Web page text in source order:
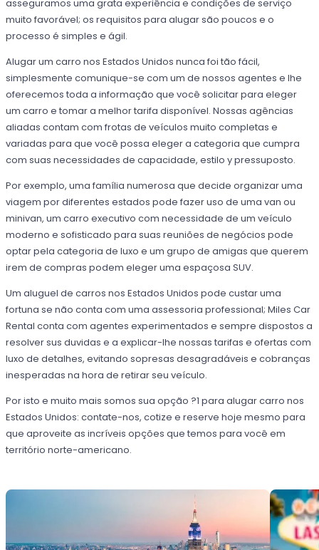
asseguramos uma grata experiência e condições de serviço
muito favorável; os requisitos para alugar são poucos e o
processo é simples e ágil.
Alugar um carro nos Estados Unidos nunca foi tão fácil,
simplesmente comunique-se com um de nossos agentes e lhe
oferecemos toda a informação que você solicitar para eleger
um carro e tomar a melhor tarifa disponível. Nossas agências
aliadas contam com frotas de veículos muito completas e
variadas para que você possa eleger a categoria que cumpra
com suas necessidades de capacidade, estilo y pressuposto.
Por exemplo, uma família numerosa que decide organizar uma
viagem por diferentes estados pode fazer uso de uma van ou
minivan, um carro executivo com necessidade de um veículo
moderno e sofisticado para suas reuniões de negócios pode
optar pela categoria de luxo e um grupo de amigas que querem
irem de compras podem eleger uma espaçosa SUV.
Um aluguel de carros nos Estados Unidos pode custar uma
fortuna se não conta com uma assessoria professional; Miles Car
Rental conta com agentes experimentados e sempre dispostos a
resolver sus duvidas e a explicar-lhe nossas tarifas e ofertas com
luxo de detalhes, evitando sopresas desagradáveis e cobranças
inesperadas na hora de retirar seu veículo.
Por isto e muito mais somos sua opção ?1 para alugar carro nos
Estados Unidos: contate-nos, cotize e reserve hoje mesmo para
que aproveite as incríveis opções que temos para você em
território norte-americano.